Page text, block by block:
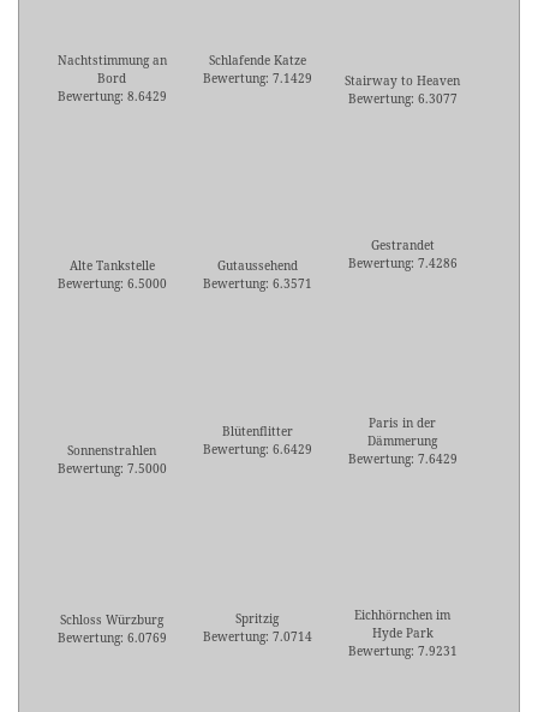
Nachtstimmung an
Bord
Bewertung: 8.6429
Schlafende Katze
Bewertung: 7.1429
Stairway to Heaven
Bewertung: 6.3077
Alte Tankstelle
Bewertung: 6.5000
Gutaussehend
Bewertung: 6.3571
Gestrandet
Bewertung: 7.4286
Sonnenstrahlen
Bewertung: 7.5000
Blütenflitter
Bewertung: 6.6429
Paris in der
Dämmerung
Bewertung: 7.6429
Schloss Würzburg
Bewertung: 6.0769
Spritzig
Bewertung: 7.0714
Eichhörnchen im
Hyde Park
Bewertung: 7.9231